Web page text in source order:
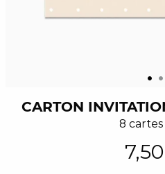
CARTON
8